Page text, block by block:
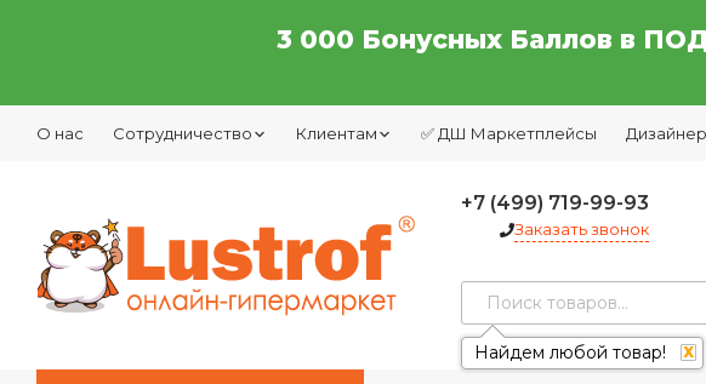
3 000 Бонусных Баллов в
О нас Сотрудничество Клиентам ✅ ДШ Маркетплейсы
+7 (499) 719-99-93
Заказать звонок
Найдем любой товар! X